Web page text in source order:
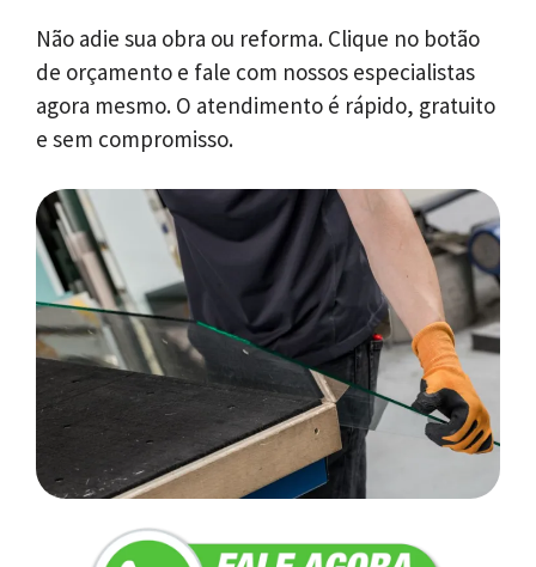
Não adie sua obra ou reforma. Clique no botão
de orçamento e fale com nossos especialistas
agora mesmo. O atendimento é rápido, gratuito
e sem compromisso.